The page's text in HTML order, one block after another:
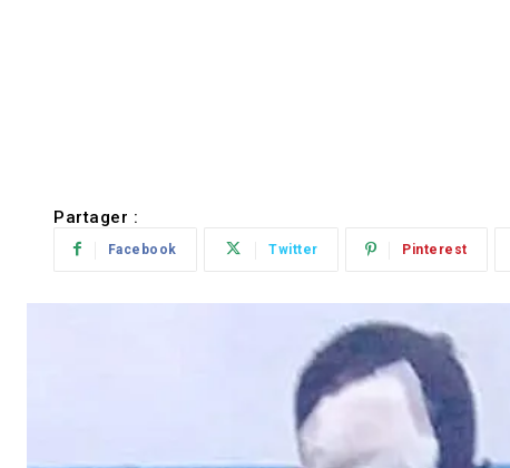
Partager :
Facebook Twitter Pinterest